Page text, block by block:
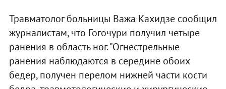
Травматолог больницы Важа Кахидзе сообщил
журналистам, что Гогочури получил четыре
ранения в область ног. "Огнестрельные
ранения наблюдаются в середине обоих
бедер, получен перелом нижней части кости